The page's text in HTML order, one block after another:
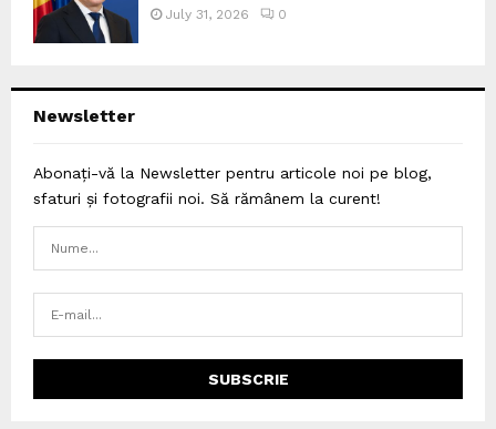
July 31, 2026 0
Newsletter
Abonați-vă la Newsletter pentru articole noi pe blog,
sfaturi și fotografii noi. Să rămânem la curent!